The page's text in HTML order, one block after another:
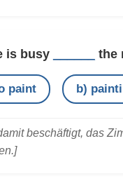
is busy the
paint b)
beschäftigt, das